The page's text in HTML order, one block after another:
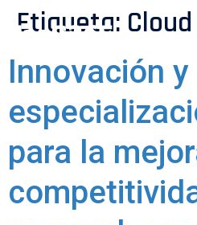
Etiqueta:
Innovación y
para la